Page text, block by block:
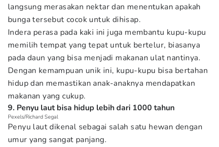
langsung merasakan nektar dan menentukan apakah
bunga tersebut cocok untuk dihisap.
Indera perasa pada kaki ini juga membantu kupu-kupu
memilih tempat yang tepat untuk bertelur, biasanya
pada daun yang bisa menjadi makanan ulat nantinya.
Dengan kemampuan unik ini, kupu-kupu bisa bertahan
hidup dan memastikan anak-anaknya mendapatkan
makanan yang cukup.
9. Penyu laut bisa hidup lebih dari 1000 tahun
Pexels/Richard Segal
Penyu laut dikenal sebagai salah satu hewan dengan
umur yang sangat panjang.